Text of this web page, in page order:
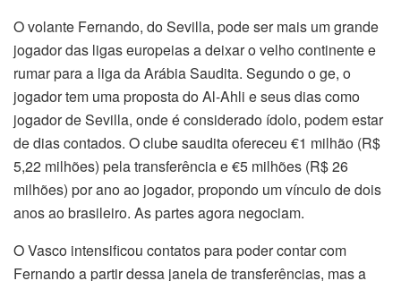
O volante Fernando, do Sevilla, pode ser mais um grande
jogador das ligas europeias a deixar o velho continente e
rumar para a liga da Arábia Saudita. Segundo o ge, o
jogador tem uma proposta do Al-Ahli e seus dias como
jogador de Sevilla, onde é considerado ídolo, podem estar
de dias contados. O clube saudita ofereceu €1 milhão (R$
5,22 milhões) pela transferência e €5 milhões (R$ 26
milhões) por ano ao jogador, propondo um vínculo de dois
anos ao brasileiro. As partes agora negociam.
O Vasco intensificou contatos para poder contar com
Fernando a partir dessa janela de transferências, mas a